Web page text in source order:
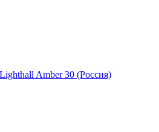
Amber 30 (Россия)